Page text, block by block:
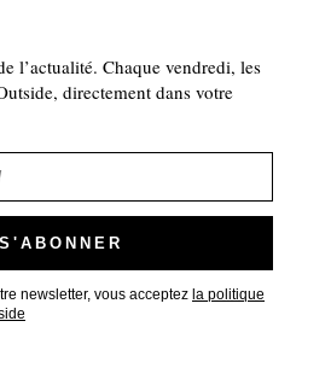
l’actualité. Chaque vendredi, les
directement dans votre
newsletter, vous acceptez la politique